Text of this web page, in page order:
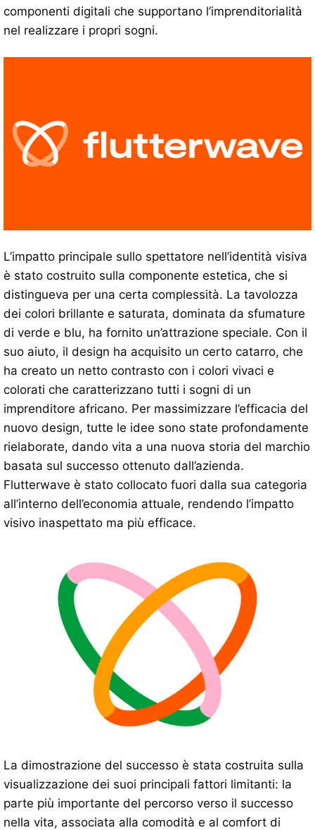
componenti digitali che supportano l’imprenditorialità
nel realizzare i propri sogni.
L’impatto principale sullo spettatore nell’identità visiva
è stato costruito sulla componente estetica, che si
distingueva per una certa complessità. La tavolozza
dei colori brillante e saturata, dominata da sfumature
di verde e blu, ha fornito un’attrazione speciale. Con il
suo aiuto, il design ha acquisito un certo catarro, che
ha creato un netto contrasto con i colori vivaci e
colorati che caratterizzano tutti i sogni di un
imprenditore africano. Per massimizzare l’efficacia del
nuovo design, tutte le idee sono state profondamente
rielaborate, dando vita a una nuova storia del marchio
basata sul successo ottenuto dall’azienda.
Flutterwave è stato collocato fuori dalla sua categoria
all’interno dell’economia attuale, rendendo l’impatto
visivo inaspettato ma più efficace.
La dimostrazione del successo è stata costruita sulla
visualizzazione dei suoi principali fattori limitanti: la
parte più importante del percorso verso il successo
nella vita, associata alla comodità e al comfort di